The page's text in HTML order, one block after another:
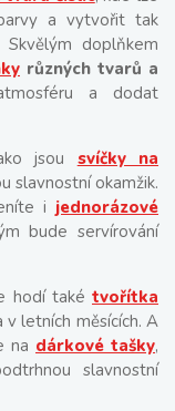
a vytvořit tak
doplňkem
různých tvarů a
a dodat
jsou
svíčky na
slavnostní okamžik.
i jednorázové
bude servírování
hodí také tvořítka
letních měsících. A
na dárkové tašky,
slavnostní